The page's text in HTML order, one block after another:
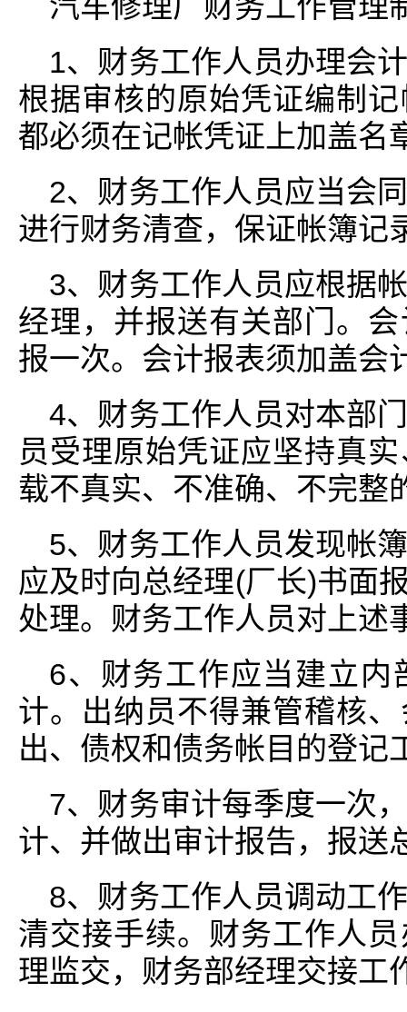
1、财务工作人员办理会
根据审核的原始凭证编制
都必须在记帐凭证上加盖名
2、财务工作人员应当会
进行财务清查，保证帐簿记
3、财务工作人员应根据
经理，并报送有关部门。
报一次。会计报表须加盖会
4、财务工作人员对本部
员受理原始凭证应坚持真
载不真实、不准确、不完整
5、财务工作人员发现帐
应及时向总经理(厂长)书面
处理。财务工作人员对上述
6、财务工作应当建立内
计。出纳员不得兼管稽核
出、债权和债务帐目的登记
7、财务审计每季度一次
计、并做出审计报告，报送
8、财务工作人员调动工
清交接手续。财务工作人
理监交，财务部经理交接工